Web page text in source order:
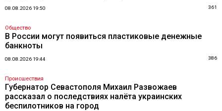
08.08.2026 19:50 361
Общество
В России могут появиться пластиковые денежные
банкноты
08.08.2026 19:44 386
Происшествия
Губернатор Севастополя Михаил Развожаев
рассказал о последствиях налёта украинских
беспилотников на город